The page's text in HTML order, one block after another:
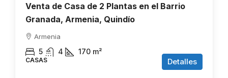
Venta de Casa de 2 Plantas en el Barrio
Granada, Armenia, Quindío
Armenia
5 4 170 m²
CASAS Detalles